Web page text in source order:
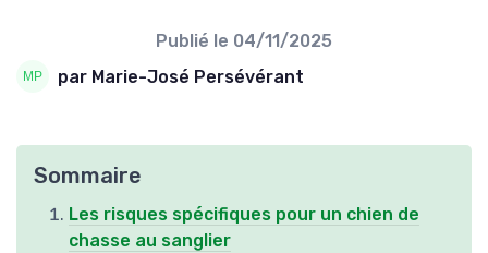
Publié le 04/11/2025
par Marie-José Persévérant
Sommaire
Les risques spécifiques pour un chien de
chasse au sanglier